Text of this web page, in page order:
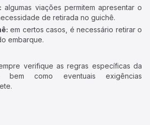
algumas viações permitem apresentar o
de retirada no guichê.
em certos casos, é necessário retirar o
embarque.
verifique as regras específicas da
bem como eventuais exigências